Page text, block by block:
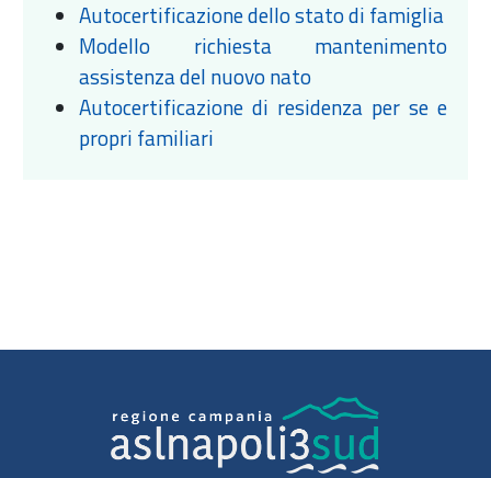
Autocertificazione dello stato di famiglia
Modello richiesta mantenimento
assistenza del nuovo nato
Autocertificazione di residenza per se e
propri familiari